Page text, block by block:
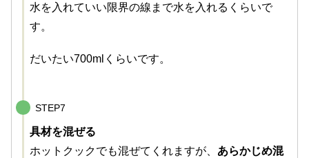
水を入れていい限界の線まで水を入れるくらいで
す。
だいたい700mlくらいです。
STEP7
具材を混ぜる
ホットクックでも混ぜてくれますが、 あらかじめ混